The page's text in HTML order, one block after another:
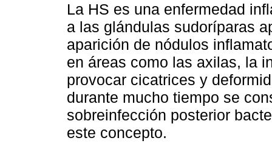
La HS es una enfermedad
a las glándulas sudoríparas
aparición de nódulos
en áreas como las axilas, la
provocar cicatrices y
durante mucho tiempo se
sobreinfección posterior
este concepto.